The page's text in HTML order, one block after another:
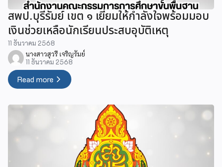
สพป.บุรีรัมย์ เขต ๑ เยี่ยมให้กำลังใจพร้อมมอบ
เงินช่วยเหลือนักเรียนประสบอุบัติเหตุ
11 ธันวาคม 2568
นางสาวสุวรี เจริญรัมย์
11 ธันวาคม 2568
Read more